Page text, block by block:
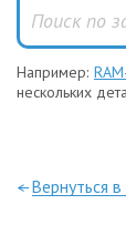
Например:
нескольких
—Вернуться в